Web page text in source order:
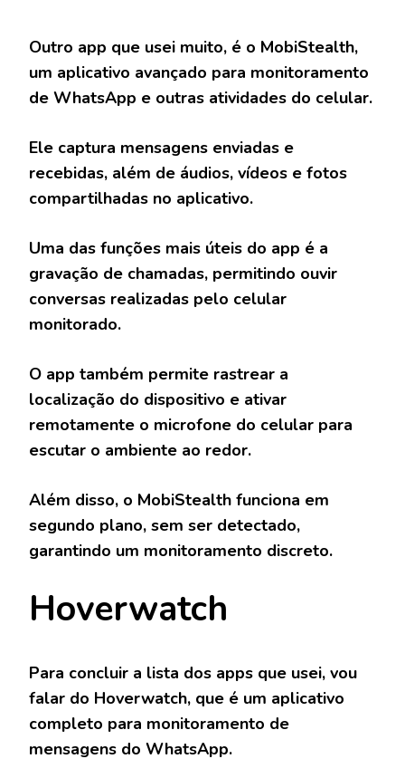
Outro app que usei muito, é o MobiStealth,
um aplicativo avançado para monitoramento
de WhatsApp e outras atividades do celular.
Ele captura mensagens enviadas e
recebidas, além de áudios, vídeos e fotos
compartilhadas no aplicativo.
Uma das funções mais úteis do app é a
gravação de chamadas, permitindo ouvir
conversas realizadas pelo celular
monitorado.
O app também permite rastrear a
localização do dispositivo e ativar
remotamente o microfone do celular para
escutar o ambiente ao redor.
Além disso, o MobiStealth funciona em
segundo plano, sem ser detectado,
garantindo um monitoramento discreto.
Hoverwatch
Para concluir a lista dos apps que usei, vou
falar do Hoverwatch, que é um aplicativo
completo para monitoramento de
mensagens do WhatsApp.